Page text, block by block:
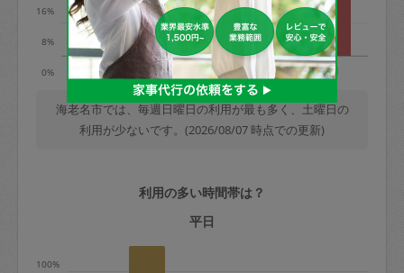
100%
土曜日8時〜実施時間＝依頼金額の100%
＋交通費全額
依頼者不在による当日キャンセル＝依頼
金額の100%＋交通費全額
定期契約をキャンセルする場合、毎週定
期は月2回まで隔週定期は月1回までキャ
ンセル料は発生しません。それ以上はキ
0%
8%
16%
金 土 日
海老名市では、毎週日曜日の利用が最も多く、土曜日の
利用が少ないです。(2026/08/07 時点での更新)
利用の多い時間帯は？
平日
100%